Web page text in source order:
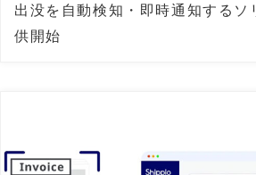
出没を自動検知・即時通知するソ
供開始